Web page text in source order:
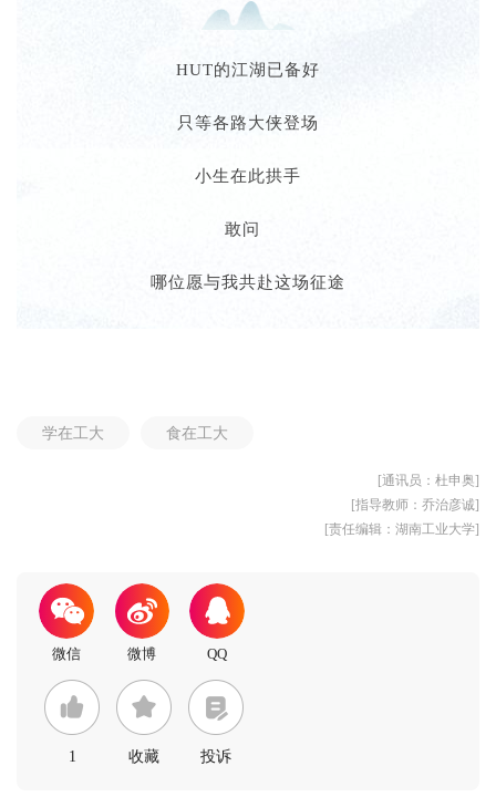
HUT的江湖已备好
只等各路大侠登场
小生在此拱手
敢问
哪位愿与我共赴这场征途
学在工大 食在工大
[通讯员：杜申奥]
[指导教师：乔治彦诚]
[责任编辑：湖南工业大学]
1 收藏 投诉